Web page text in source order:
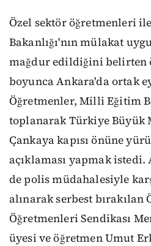
Özel sektör öğretmenleri
Bakanlığı'nın mülakat
mağdur edildiğini belirten
boyunca Ankara'da ortak
Öğretmenler, Milli Eğitim
toplanarak Türkiye Büyük
Çankaya kapısı önüne
açıklaması yapmak
de polis müdahalesiyle
alınarak serbest bırakılan
Öğretmenleri Sendikası
üyesi ve öğretmen Umut